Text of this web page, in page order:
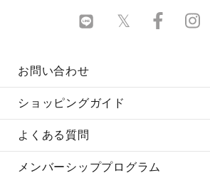
お問い合わせ
ショッピングガイド
よくある質問
メンバーシッププログラム